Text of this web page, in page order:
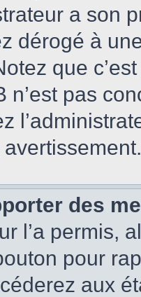
a son
dérogé à
que
n’est pas
des
l’a permis,
pour
aux